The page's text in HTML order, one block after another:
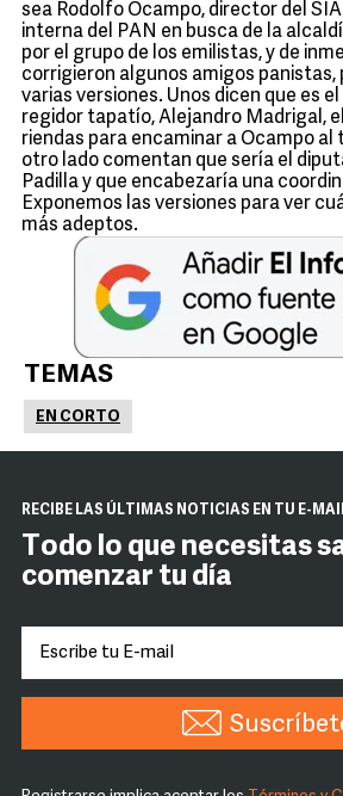
sea Rodolfo Ocampo, director del
interna del PAN en busca de la
por el grupo de los emilistas, y de
corrigieron algunos amigos panistas,
varias versiones. Unos dicen que es el
regidor tapatío, Alejandro Madrigal,
riendas para encaminar a Ocampo al
otro lado comentan que sería el
Padilla y que encabezaría una
Exponemos las versiones para ver
más adeptos.
TEMAS
EN CORTO
RECIBE LAS ÚLTIMAS NOTICIAS EN TU E-
Todo lo que necesitas
comenzar tu día